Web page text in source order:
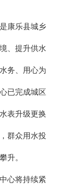
康乐县城乡
、提升供水
务、用心为
已完成城区
表升级更换
群众用水投
升。
心将持续紧